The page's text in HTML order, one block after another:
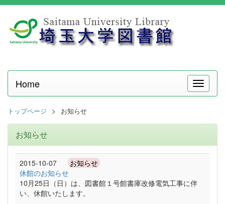
メ
ニ
Home
トップページ お知らせ
お知らせ
2015-10-07 お知らせ
休館のお知らせ
10月25日（日）は、図書館１号館書庫改修電気工事に伴
い、休館いたします。